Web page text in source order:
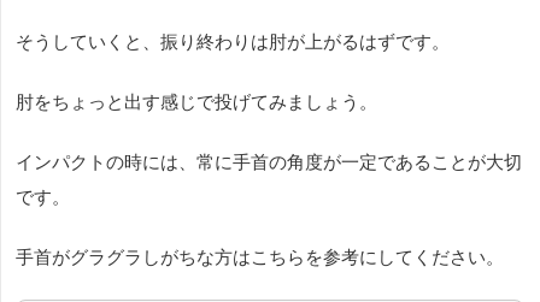
そうしていくと、振り終わりは肘が上がるはずです。
肘をちょっと出す感じで投げてみましょう。
インパクトの時には、常に手首の角度が一定であることが大切
です。
手首がグラグラしがちな方はこちらを参考にしてください。